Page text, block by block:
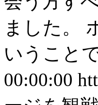
ました。
いうこと
00:00:00